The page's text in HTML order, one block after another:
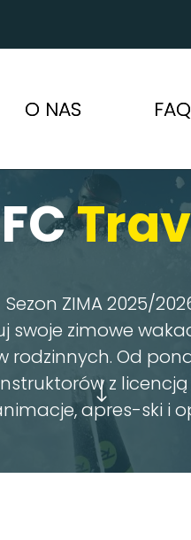
O NAS FAQ
Sezon ZIMA 2025/
swoje zimowe
rodzinnych. Od
z
apres-ski i